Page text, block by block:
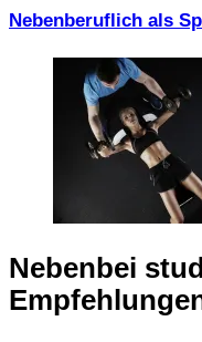
Nebenberuflich als
Nebenbei